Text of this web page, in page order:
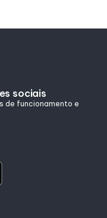
sociais
de funcionamento e